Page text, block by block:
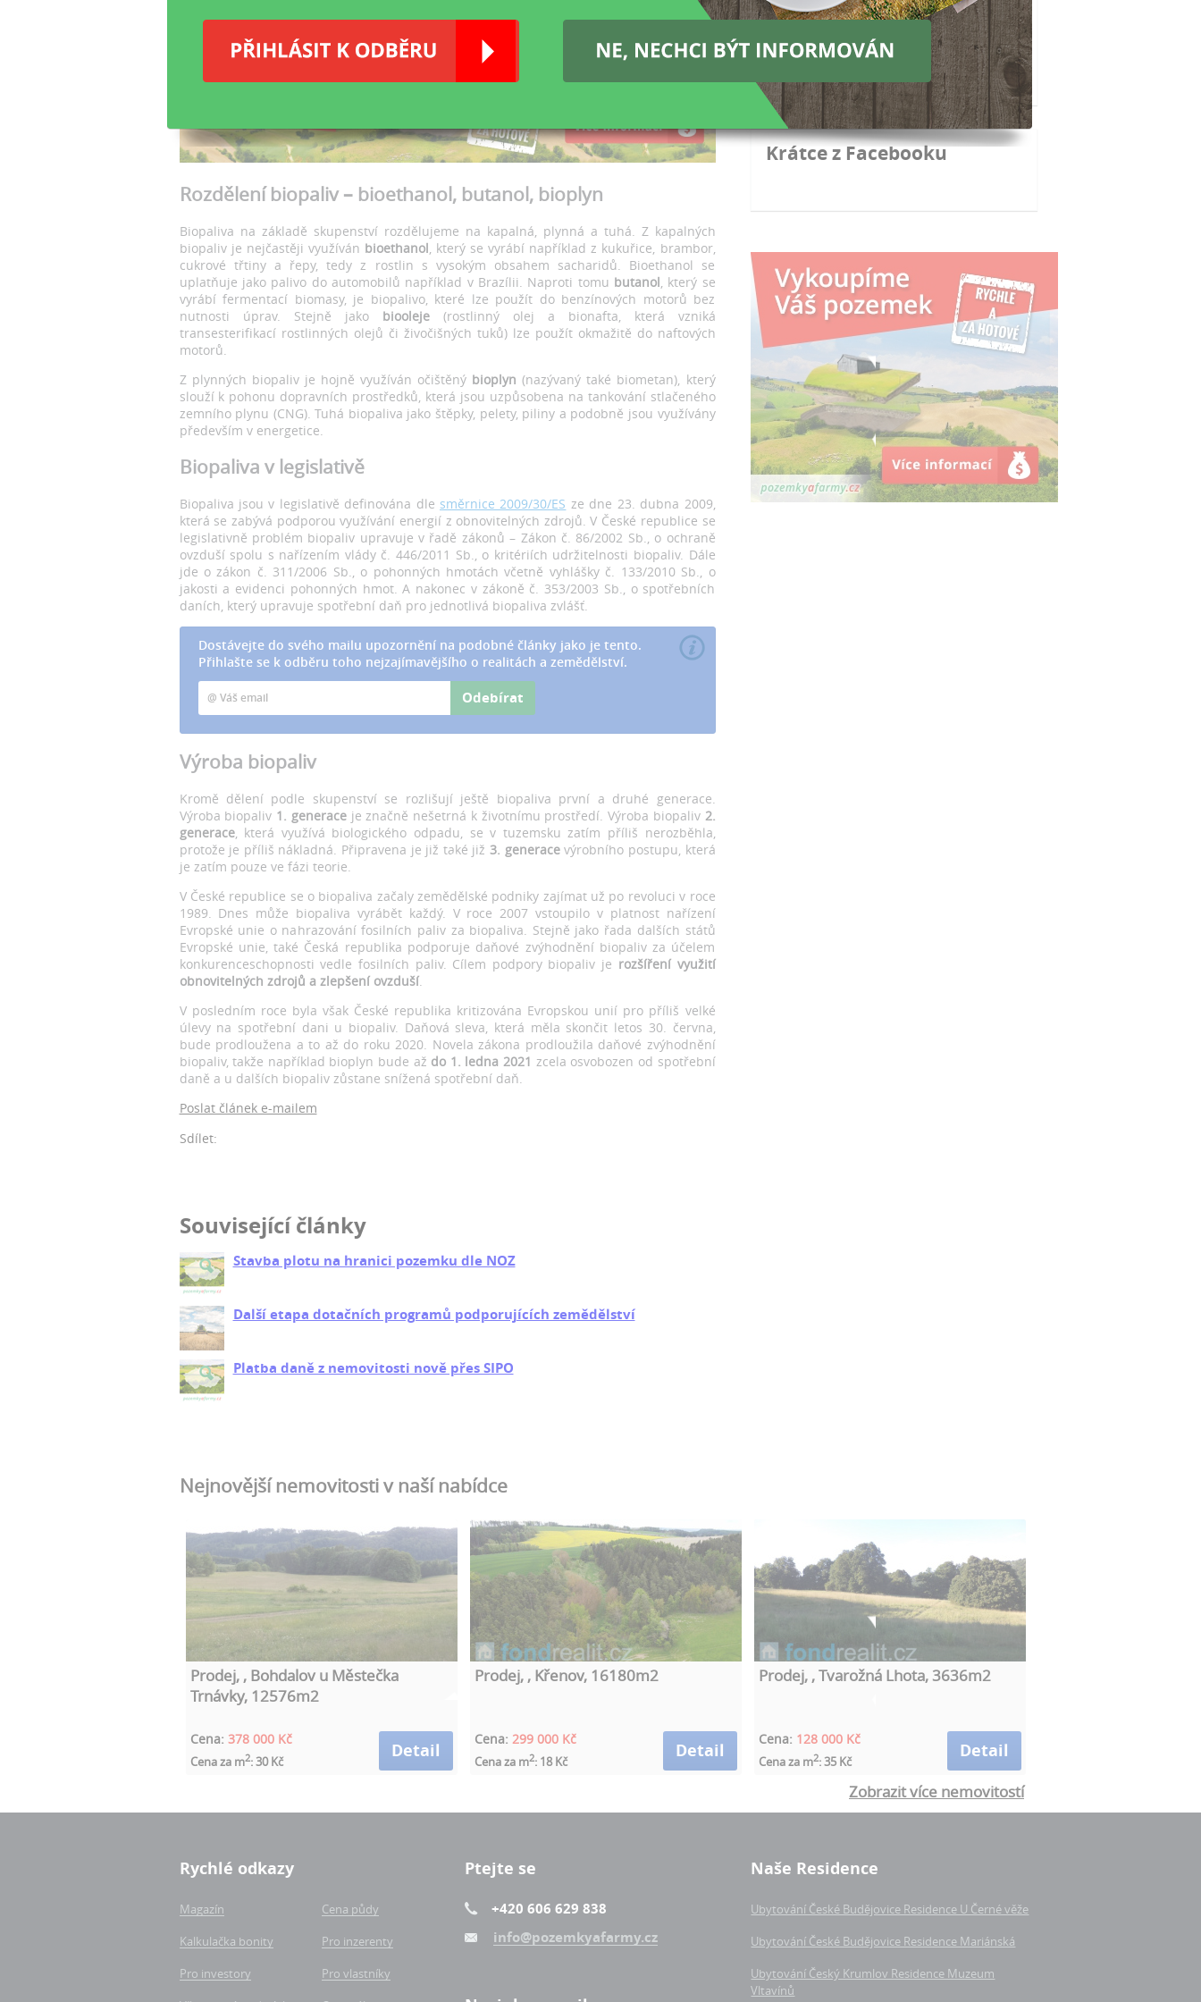
EU doporučuje předkupní právo pro
hospodařící zemědělce
Sucho je podle projektu Intersucho horší
než loni
Zakáže Evropská komise herbicid Roundup?
Krátce z Facebooku
Rozdělení biopaliv – bioethanol, butanol, bioplyn
Biopaliva na základě skupenství rozdělujeme na kapalná, plynná a tuhá. Z kapalných
biopaliv je nejčastěji využíván bioethanol, který se vyrábí například z kukuřice, brambor,
cukrové třtiny a řepy, tedy z rostlin s vysokým obsahem sacharidů. Bioethanol se
uplatňuje jako palivo do automobilů například v Brazílii. Naproti tomu butanol, který se
vyrábí fermentací biomasy, je biopalivo, které lze použít do benzínových motorů bez
nutnosti úprav. Stejně jako biooleje(rostlinný olej a bionafta, která vzniká
transesterifikací rostlinných olejů či živočišných tuků) lze použít okmažitě do naftových
motorů.
Z plynných biopaliv je hojně využíván očištěný bioplyn (nazývaný také biometan), který
slouží k pohonu dopravních prostředků, která jsou uzpůsobena na tankování stlačeného
zemního plynu (CNG). Tuhá biopaliva jako štěpky, pelety, piliny a podobně jsou využívány
především v energetice.
Biopaliva v legislativě
Biopaliva jsou v legislativě definována dle směrnice 2009/30/ES ze dne 23. dubna 2009,
která se zabývá podporou využívání energií z obnovitelných zdrojů. V České republice se
legislativně problém biopaliv upravuje v řadě zákonů – Zákon č. 86/2002 Sb., o ochraně
ovzduší spolu s nařízením vlády č. 446/2011 Sb., o kritériích udržitelnosti biopaliv. Dále
jde o zákon č. 311/2006 Sb., o pohonných hmotách včetně vyhlášky č. 133/2010 Sb., o
jakosti a evidenci pohonných hmot. A nakonec v zákoně č. 353/2003 Sb., o spotřebních
daních, který upravuje spotřební daň pro jednotlivá biopaliva zvlášť.
Dostávejte do svého mailu upozornění na podobné články jako je tento.
Přihlašte se k odběru toho nejzajímavějšího o realitách a zemědělství.
Odebírat
Výroba biopaliv
Kromě dělení podle skupenství se rozlišují ještě biopaliva první a druhé generace.
Výroba biopaliv 1. generaceje značně nešetrná k životnímu prostředí. Výroba biopaliv 2.
generace, která využívá biologického odpadu, se v tuzemsku zatím příliš nerozběhla,
protože je příliš nákladná. Připravena je již také již3. generacevýrobního postupu, která
je zatím pouze ve fázi teorie.
V České republice se o biopaliva začaly zemědělské podniky zajímat už po revoluci v roce
1989. Dnes může biopaliva vyrábět každý. V roce 2007 vstoupilo v platnost nařízení
Evropské unie o nahrazování fosilních paliv za biopaliva. Stejně jako řada dalších států
Evropské unie, také Česká republika podporuje daňové zvýhodnění biopaliv za účelem
konkurenceschopnosti vedle fosilních paliv. Cílem podpory biopaliv je rozšíření využití
obnovitelných zdrojů a zlepšení ovzduší.
V posledním roce byla však České republika kritizována Evropskou unií pro příliš velké
úlevy na spotřební dani u biopaliv. Daňová sleva, která měla skončit letos 30. června,
bude prodloužena a to až do roku 2020. Novela zákona prodloužila daňové zvýhodnění
biopaliv, takže například bioplyn bude až do 1. ledna 2021 zcela osvobozen od spotřební
daně a u dalších biopaliv zůstane snížená spotřební daň.
Poslat článek e-mailem
Sdílet:
Související články
Stavba plotu na hranici pozemku dle NOZ
Další etapa dotačních programů podporujících zemědělství
Platba daně z nemovitosti nově přes SIPO
Nejnovější nemovitosti v naší nabídce
Prodej, , Bohdalov u Městečka
Trnávky, 12576m2
Cena: 378 000 Kč
Cena za m2: 30 Kč
Detail
Prodej, , Křenov, 16180m2
Cena: 299 000 Kč
Cena za m2: 18 Kč
Detail
Prodej, , Tvarožná Lhota, 3636m2
Cena: 128 000 Kč
Cena za m2: 35 Kč
Detail
Zobrazit více nemovitostí
Rychlé odkazy
Magazín
Cena půdy
Kalkulačka bonity
Pro inzerenty
Pro investory
Pro vlastníky
Ptejte se
+420 606 629 838
info@pozemkyafarmy.cz
Naše Residence
Ubytování České Budějovice Residence U Černé věže
Ubytování České Budějovice Residence Mariánská
Ubytování Český Krumlov Residence Muzeum
Vltavínů